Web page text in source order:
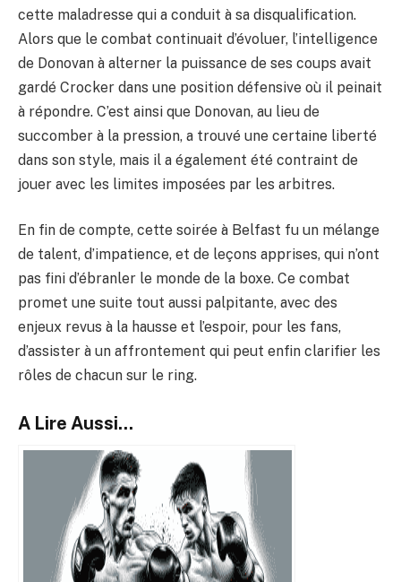
cette maladresse qui a conduit à sa disqualification.
Alors que le combat continuait d’évoluer, l’intelligence
de Donovan à alterner la puissance de ses coups avait
gardé Crocker dans une position défensive où il peinait
à répondre. C’est ainsi que Donovan, au lieu de
succomber à la pression, a trouvé une certaine liberté
dans son style, mais il a également été contraint de
jouer avec les limites imposées par les arbitres.
En fin de compte, cette soirée à Belfast fu un mélange
de talent, d’impatience, et de leçons apprises, qui n’ont
pas fini d’ébranler le monde de la boxe. Ce combat
promet une suite tout aussi palpitante, avec des
enjeux revus à la hausse et l’espoir, pour les fans,
d’assister à un affrontement qui peut enfin clarifier les
rôles de chacun sur le ring.
A Lire Aussi...